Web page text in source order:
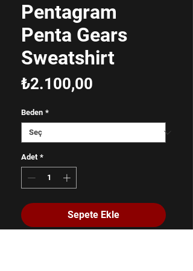
Pentagram
Penta Gears
Sweatshirt
₺2.100,00
Beden *
Adet *
Sepete Ekle